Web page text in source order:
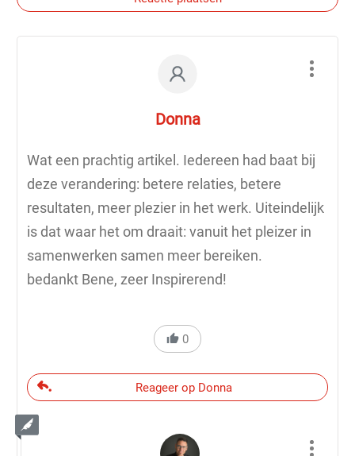
Donna
Wat een prachtig artikel. Iedereen had baat bij
deze verandering: betere relaties, betere
resultaten, meer plezier in het werk. Uiteindelijk
is dat waar het om draait: vanuit het pleizer in
samenwerken samen meer bereiken.
bedankt Bene, zeer Inspirerend!
0
Reageer op Donna